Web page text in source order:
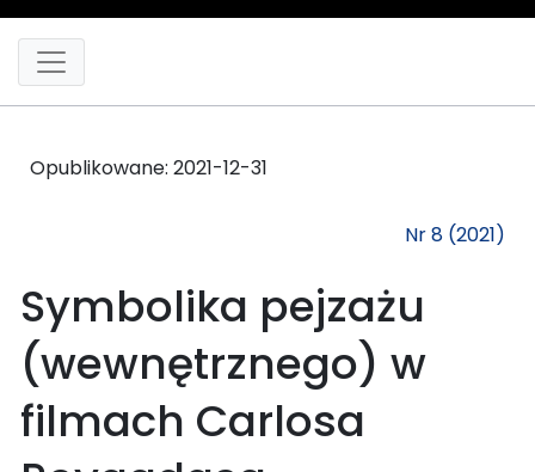
Opublikowane: 2021-12-31
Nr 8 (2021)
Symbolika pejzażu
(wewnętrznego) w
filmach Carlosa